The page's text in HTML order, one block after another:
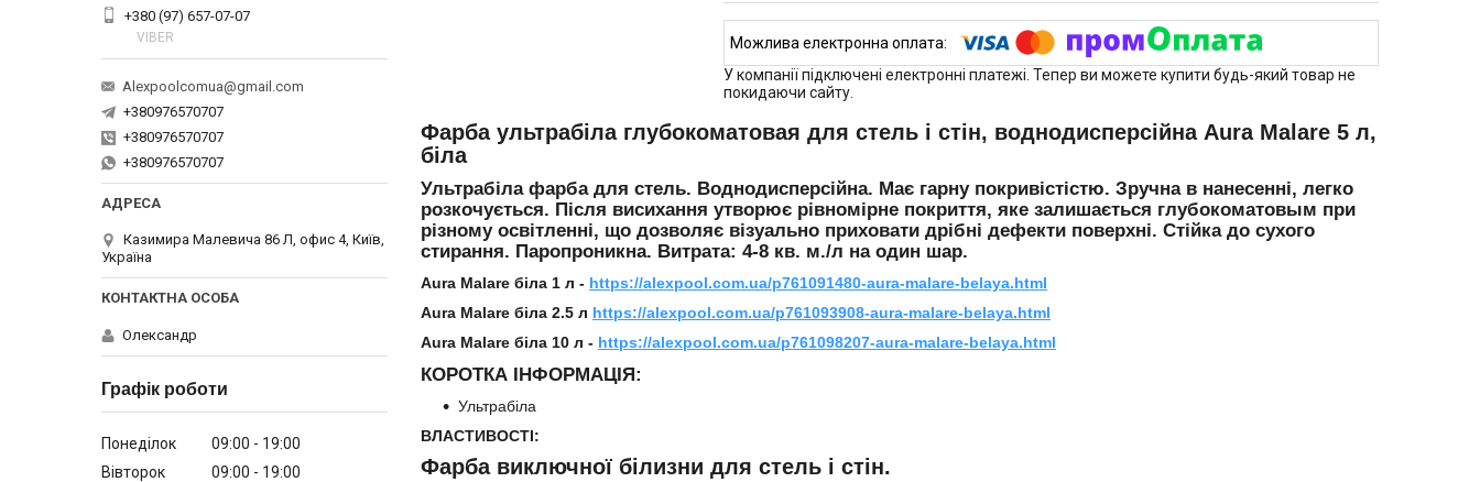
У компанії підключені електронні платежі. Тепер ви можете купити будь-який товар не
покидаючи сайту.
Фарба ультрабіла глубокоматовая для стель і стін, воднодисперсійна Aura Malare 5 л,
біла
Ультрабіла фарба для стель. Воднодисперсійна. Має гарну покривістістю. Зручна в нанесенні, легко
розкочується. Після висихання утворює рівномірне покриття, яке залишається глубокоматовым при
різному освітленні, що дозволяє візуально приховати дрібні дефекти поверхні. Стійка до сухого
стирання. Паропроникна. Витрата: 4-8 кв. м./л на один шар.
Aura Malare біла 1 л - https://alexpool.com.ua/p761091480-aura-malare-belaya.html
Aura Malare біла 2.5 л https://alexpool.com.ua/p761093908-aura-malare-belaya.html
Aura Malare біла 10 л - https://alexpool.com.ua/p761098207-aura-malare-belaya.html
КОРОТКА ІНФОРМАЦІЯ:
Ультрабіла
ВЛАСТИВОСТІ:
Фарба виключної білизни для стель і стін.
+380 (97) 657-07-07
VIBER
Alexpoolcomua@gmail.com
+380976570707
+380976570707
+380976570707
Казимира Малевича 86 Л, офис 4, Київ,
Україна
Олександр
Графік роботи
Понеділок 09:00
19:00
Вівторок
09:00
19:00